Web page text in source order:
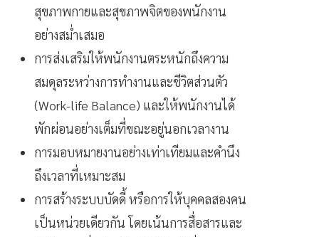
สุขภาพกายและสุขภาพจิตของพนักงาน
อย่างสม่ำเสมอ
การส่งเสริมให้พนักงานตระหนักถึงความ
สมดุลระหว่างการทำงานและชีวิตส่วนตัว
(Work-life Balance) และให้พนักงานได้
พักผ่อนอย่างเต็มที่ขณะอยู่นอกเวลางาน
การมอบหมายงานอย่างเท่าเทียมและคำนึง
ถึงเวลาที่เหมาะสม
การสร้างระบบบัดดี้ หรือการให้บุคคลสองคน
เป็นหน่วยเดียวกัน โดยเน้นการสื่อสารและ